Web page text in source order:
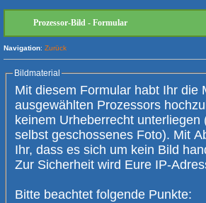
Prozessor-Bild - Formular
Navigation: Zurück
Bildmaterial
Mit diesem Formular habt Ihr die
ausgewählten Prozessors hochzuladen. Bitte verwendet nur Bilder, die
keinem Urheberrecht unterliegen (am
selbst geschossenes Foto). Mit
Ihr, dass es sich um kein Bild handelt, welches Urheberrechte verletzt.
Bitte beachtet folgende Punkte: